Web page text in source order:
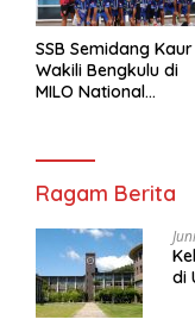
SSB Semidang Kaur
Wakili Bengkulu di
MILO National
Ragam Berita
di